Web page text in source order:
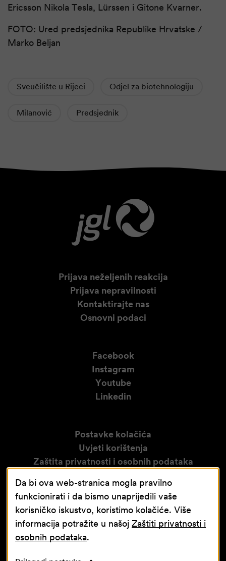
Ericsson Nikola Tesla, Lürssen i Gitone Kvarner.
FOTO: Ured predsjednika Republike Hrvatske /
Marko Beljan
Sveučilište u Rijeci Odjel za biotehnologiju
Milanović Predsjednik
Prijava neželjenih reakcija
Prijava nepravilnosti
Kontaktirajte nas
Osnovni podaci
Facebook
Instagram
Youtube
Linkedin
Postavke kolačića
Uvjeti korištenja
Zaštita privatnosti i osobnih podataka
Obavijest o video nadzoru
Da bi ova web-stranica mogla pravilno
funkcionirati i da bismo unaprijedili vaše
korisničko iskustvo, koristimo kolačiće. Više
informacija potražite u našoj Zaštiti privatnosti i
osobnih podataka.